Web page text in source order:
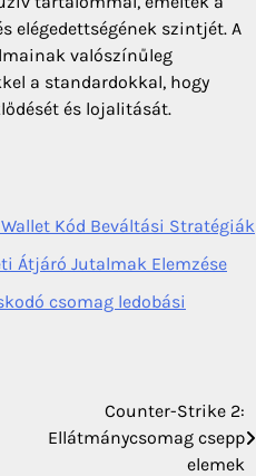
elégedettségének szintjét. A
valószínűleg
a standardokkal, hogy
és lojalitását.
Kód Beváltási Stratégiák
Átjáró Jutalmak Elemzése
csomag ledobási
Counter-Strike 2:
Ellátmánycsomag csepp
elemek